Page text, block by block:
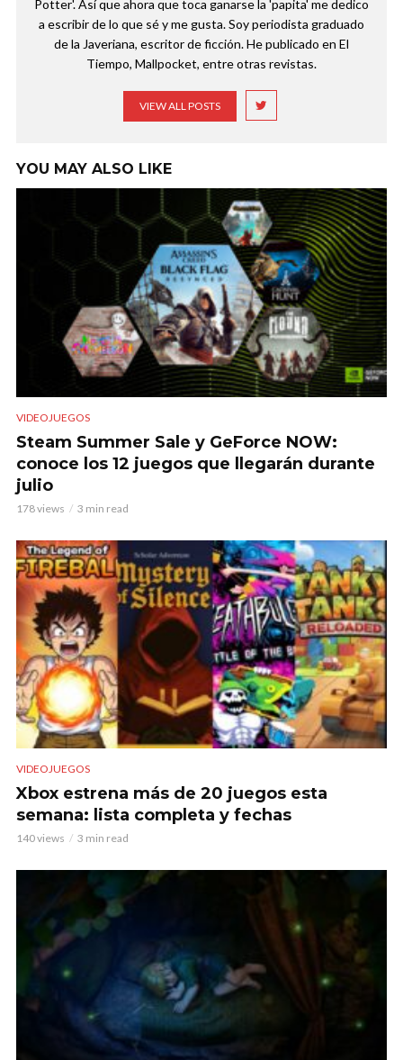
Potter'. Así que ahora que toca ganarse la 'papita' me dedico
a escribir de lo que sé y me gusta. Soy periodista graduado
de la Javeriana, escritor de ficción. He publicado en El
Tiempo, Mallpocket, entre otras revistas.
VIEW ALL POSTS
YOU MAY ALSO LIKE
VIDEOJUEGOS
Steam Summer Sale y GeForce NOW:
conoce los 12 juegos que llegarán durante
julio
178 views 3 min read
VIDEOJUEGOS
Xbox estrena más de 20 juegos esta
semana: lista completa y fechas
140 views 3 min read